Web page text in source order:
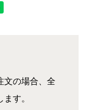
文の場合、全
す。